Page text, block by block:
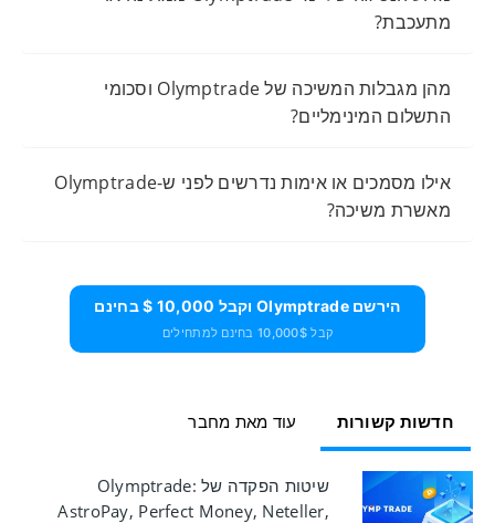
מתעכבת?
מהן מגבלות המשיכה של Olymptrade וסכומי
התשלום המינימליים?
אילו מסמכים או אימות נדרשים לפני ש-Olymptrade
מאשרת משיכה?
הירשם Olymptrade וקבל 10,000 $ בחינם
קבל 10,000$ בחינם למתחילים
עוד מאת מחבר חדשות קשורות
שיטות הפקדה של Olymptrade:
AstroPay, Perfect Money, Neteller,